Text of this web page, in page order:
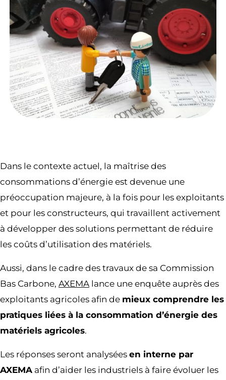
Dans le contexte actuel, la maîtrise des
consommations d’énergie est devenue une
préoccupation majeure, à la fois pour les exploitants
et pour les constructeurs, qui travaillent activement
à développer des solutions permettant de réduire
les coûts d’utilisation des matériels.
Aussi, dans le cadre des travaux de sa Commission
Bas Carbone, AXEMA lance une enquête auprès des
exploitants agricoles afin de mieux comprendre les
pratiques liées à la consommation d’énergie des
matériels agricoles.
Les réponses seront analysées en interne par
AXEMA afin d’aider les industriels à faire évoluer les